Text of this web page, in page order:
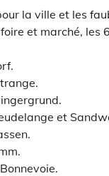
la ville et les
et marché, les
et